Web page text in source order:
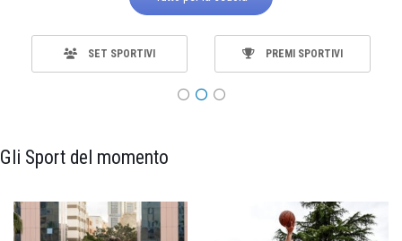
SET SPORTIVI PREMI SPORTIVI
Gli Sport del momento